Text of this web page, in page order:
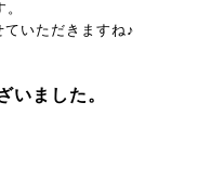
いただきますね♪
いました。